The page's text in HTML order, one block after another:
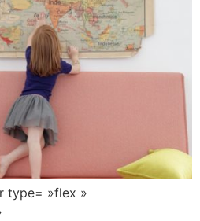
type= »flex »